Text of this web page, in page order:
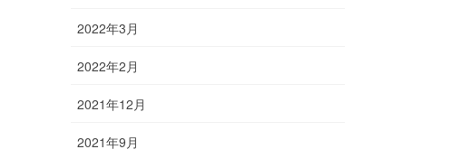
2022年3月
2022年2月
2021年12月
2021年9月